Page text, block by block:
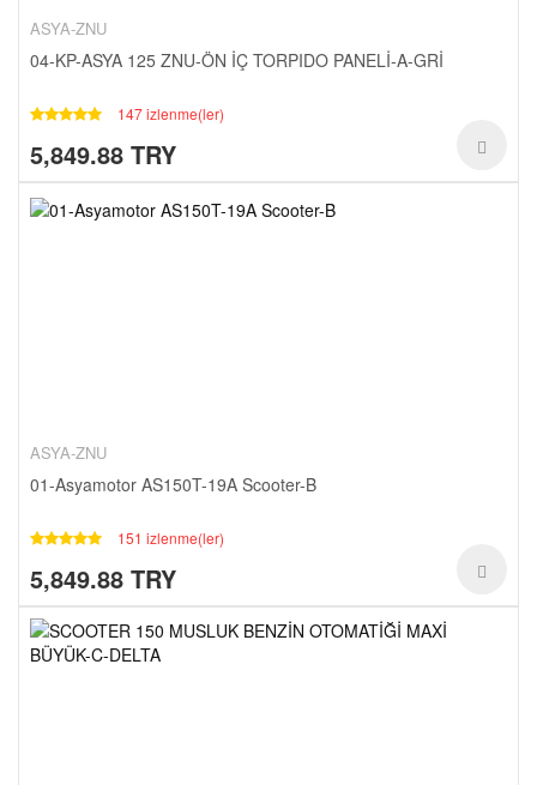
ASYA-ZNU
04-KP-ASYA 125 ZNU-ÖN İÇ TORPIDO PANELİ-A-GRİ
147 izlenme(ler)
5,849.88 TRY
ASYA-ZNU
01-Asyamotor AS150T-19A Scooter-B
151 izlenme(ler)
5,849.88 TRY